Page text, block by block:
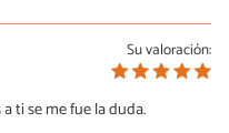
lo mejor sera esterilizarla,
solo lo pueden hacer
final esta en tus manos.
Su valoración:
ti se me fue la duda.